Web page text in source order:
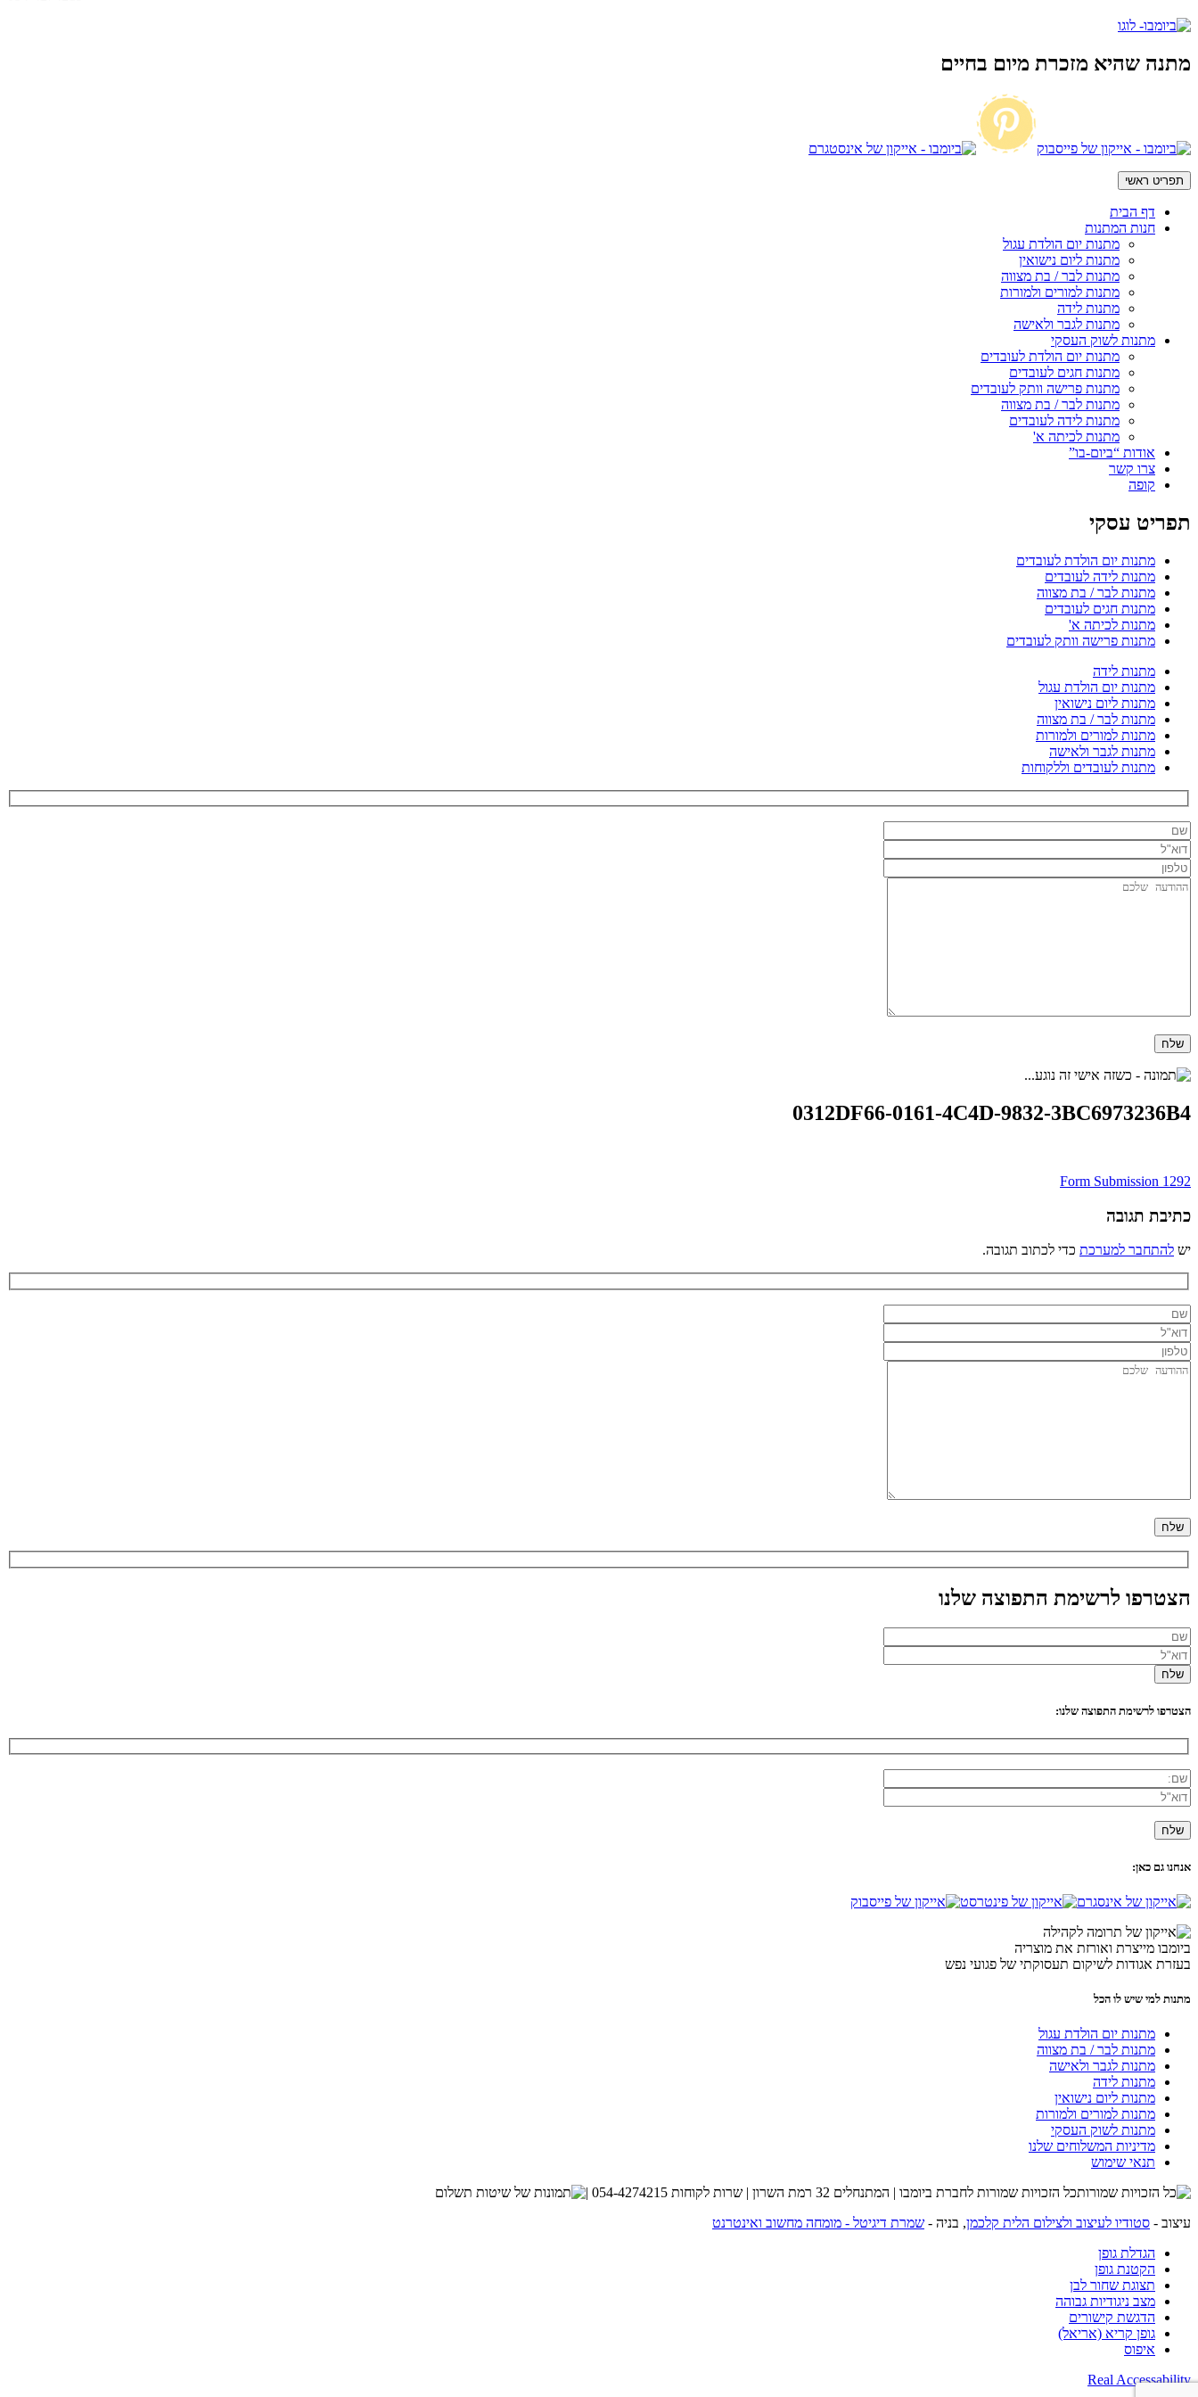
מתנה שהיא מזכרת מיום בחיים
תפריט ראשי
דף הבית
חנות המתנות
מתנות יום הולדת עגול
מתנות ליום נישואין
מתנות לבר / בת מצווה
מתנות למורים ולמורות
מתנות לידה
מתנות לגבר ולאישה
מתנות לשוק העסקי
מתנות יום הולדת לעובדים
מתנות חגים לעובדים
מתנות פרישה וותק לעובדים
מתנות לבר / בת מצווה
מתנות לידה לעובדים
מתנות לכיתה א'
אודות “ביום-בו”
צרו קשר
קופה
תפריט עסקי
מתנות יום הולדת לעובדים
מתנות לידה לעובדים
מתנות לבר / בת מצווה
מתנות חגים לעובדים
מתנות לכיתה א'
מתנות פרישה וותק לעובדים
מתנות לידה
מתנות יום הולדת עגול
מתנות ליום נישואין
מתנות לבר / בת מצווה
מתנות למורים ולמורות
מתנות לגבר ולאישה
מתנות לעובדים וללקוחות
0312DF66-0161-4C4D-9832-3BC6973236B4
ניווט
Form Submission 1292
כתיבת תגובה
יש להתחבר למערכת כדי לכתוב תגובה.
הצטרפו לרשימת התפוצה שלנו
הצטרפו לרשימת התפוצה שלנו:
אנחנו גם כאן:
ביומבו מייצרת ואורזת את מוצריה
בעזרת אגודות לשיקום תעסוקתי של פגועי נפש
מתנות למי שיש לו הכל
מתנות יום הולדת עגול
מתנות לבר / בת מצווה
מתנות לגבר ולאישה
מתנות לידה
מתנות ליום נישואין
מתנות למורים ולמורות
מתנות לשוק העסקי
מדיניות המשלוחים שלנו
תנאי שימוש
כל הזכויות שמורות לחברת ביומבו | המתנחלים 32 רמת השרון | שרות לקוחות 054-4274215 |
עיצוב - סטודיו לעיצוב ולצילום הלית קלכמן, בניה - שמרת דיגיטל - מומחה מחשוב ואינטרנט
הגדלת גופן
הקטנת גופן
תצוגת שחור לבן
מצב ניגודיות גבוהה
הדגשת קישורים
גופן קריא (אריאל)
איפוס
Real Accessability